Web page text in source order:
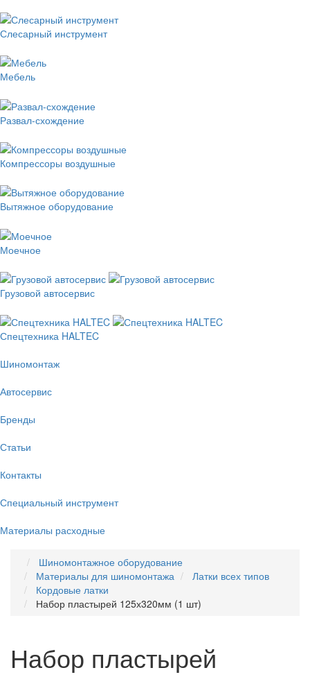
Слесарный инструмент
Мебель
Развал-схождение
Компрессоры воздушные
Вытяжное оборудование
Моечное
Грузовой автосервис
Спецтехника HALTEC
Шиномонтаж
Автосервис
Бренды
Статьи
Контакты
Специальный инструмент
Материалы расходные
Шиномонтажное оборудование
Материалы для шиномонтажа
Латки всех типов
Кордовые латки
Набор пластырей 125х320мм (1 шт)
Набор пластырей